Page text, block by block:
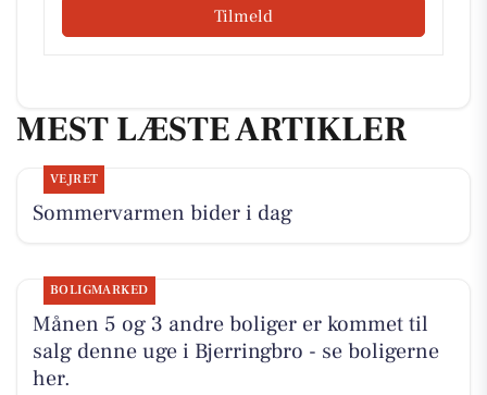
Tilmeld
MEST LÆSTE ARTIKLER
VEJRET
Sommervarmen bider i dag
BOLIGMARKED
Månen 5 og 3 andre boliger er kommet til
salg denne uge i Bjerringbro - se boligerne
her.